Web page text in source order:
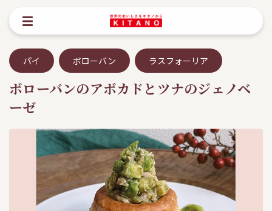
パイ ボローバン ラスフォーリア
ボローバンのアボカドとツナのジェノベ
ーゼ